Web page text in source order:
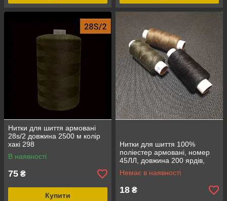
Нитки для шиття армовані
28s/2 довжина 2500 м колір
хакі 298
В наявності
75 ₴
Купити
Нитки для шиття 100%
поліестер армовані, номер
45ЛЛ, довжина 200 ярдів,
колір чорний
Немає в наявності
18 ₴